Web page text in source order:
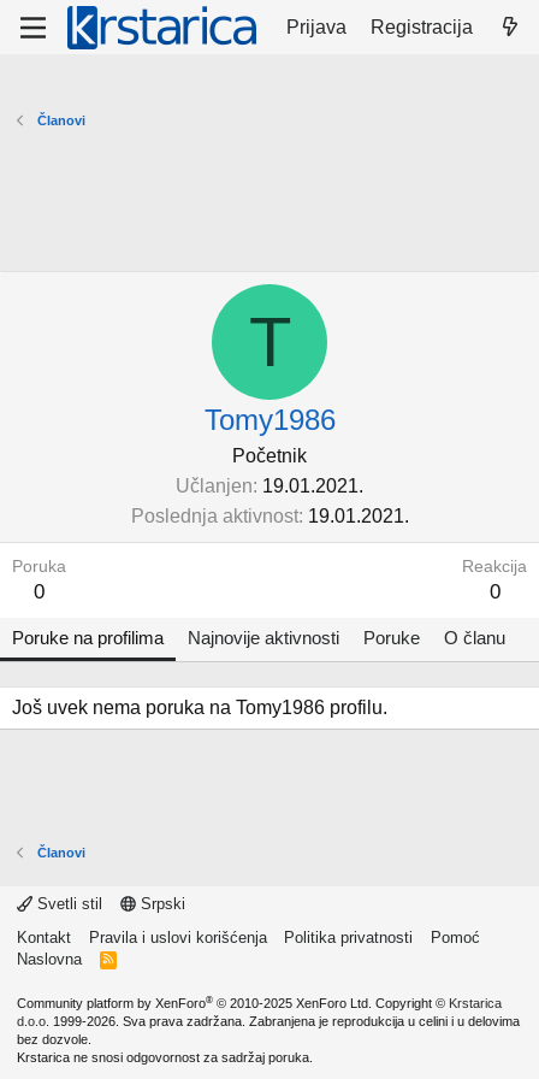
Prijava Registracija
Članovi
T
Tomy1986
Početnik
Učlanjen 19.01.2021.
Poslednja aktivnost 19.01.2021.
Poruka
0
Reakcija
0
Poruke na profilima Najnovije aktivnosti Poruke O članu
Još uvek nema poruka na Tomy1986 profilu.
Članovi
Svetli stil
Srpski
Kontakt
Pravila i uslovi korišćenja Politika privatnosti
Pomoć
Naslovna
R
Community platform by XenForo® © 2010-2025 XenForo Ltd. Copyright © Krstarica
d.o.o. 1999-2026. Sva prava zadržana. Zabranjena je reprodukcija u celini i u delovima
bez dozvole.
Krstarica ne snosi odgovornost za sadržaj poruka.